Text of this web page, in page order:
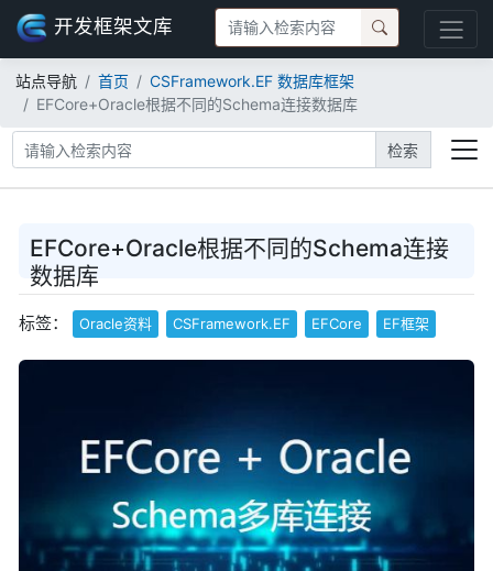
开发框架文库
站点导航 首页
CSFramework.EF 数据库框架
EFCore+Oracle根据不同的Schema连接数据库
检索
EFCore+Oracle根据不同的Schema连接
数据库
标签： Oracle资料 CSFramework.EF EFCore EF框架